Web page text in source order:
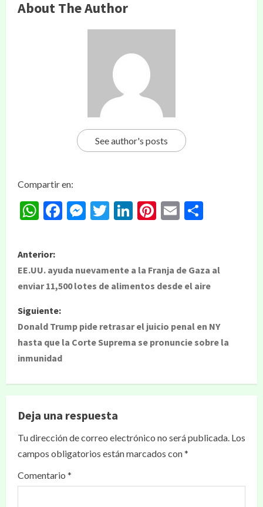
About The Author
See author's posts
Compartir en:
WhatsApp
Facebook
Messenger
Twitter
LinkedIn
Pinterest
Email
Anterior:
EE.UU. ayuda nuevamente a la Franja de Gaza al
enviar 11,500 lotes de alimentos desde el aire
Siguiente:
Donald Trump pide retrasar el juicio penal en NY
hasta que la Corte Suprema se pronuncie sobre la
inmunidad
Deja una respuesta
Tu dirección de correo electrónico no será publicada. Los
campos obligatorios están marcados con*
Comentario *